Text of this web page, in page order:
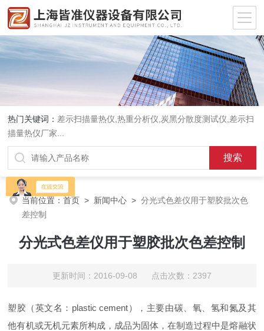
热门关键词： 差示扫描量热仪 ,热重分析仪 炭黑分散度测试仪 差示扫
描量热仪厂家
当前位置：首页 > 新闻中心 >分光式色差仪用于塑胶批次色
差控制
分光式色差仪用于塑胶批次色差控制
更新时间：2016-09-08 点击次数：2397
塑胶（英文名：plastic cement），主要由碳、氧、氢和氮及其
他有机或无机元素所构成，成品为固体，在制造过程中是熔融状